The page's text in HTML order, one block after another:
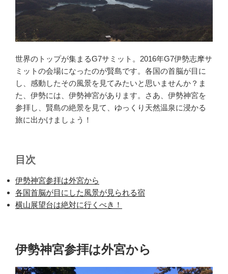
世界のトップが集まるG7サミット。2016年G7伊勢志摩サ
ミットの会場になったのが賢島です。各国の首脳が目に
し、感動したその風景を見てみたいと思いませんか？ま
た、伊勢には、伊勢神宮があります。さあ、伊勢神宮を
参拝し、賢島の絶景を見て、ゆっくり天然温泉に浸かる
旅に出かけましょう！
目次
伊勢神宮参拝は外宮から
各国首脳が目にした風景が見られる宿
横山展望台は絶対に行くべき！
伊勢神宮参拝は外宮から